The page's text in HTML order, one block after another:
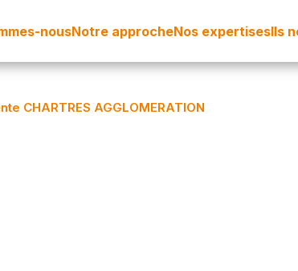
nousNotre approcheNos expertisesIls
CHARTRES AGGLOMERATION